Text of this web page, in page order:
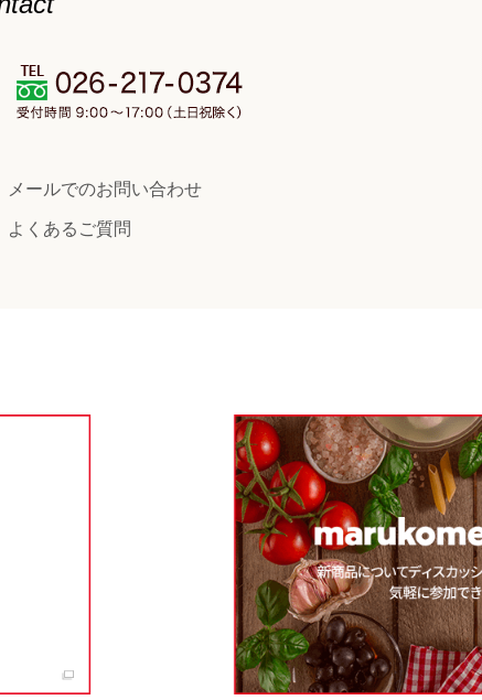
メールでのお問い合わせ
よくあるご質問